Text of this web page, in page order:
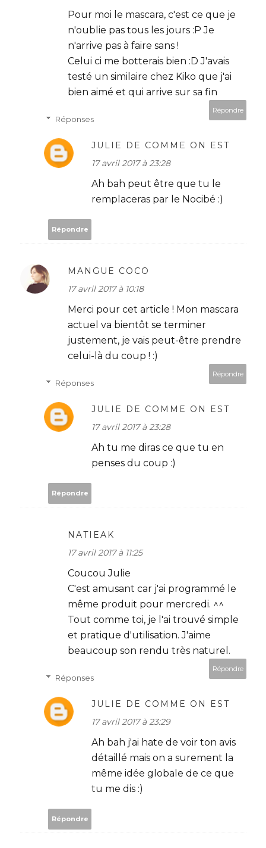
Pour moi le mascara, c'est ce que je
n'oublie pas tous les jours :P Je
n'arrive pas à faire sans !
Celui ci me botterais bien :D J'avais
testé un similaire chez Kiko que j'ai
bien aimé et qui arrive sur sa fin
Répondre
Réponses
JULIE DE COMME ON EST
17 avril 2017 à 23:28
Ah bah peut être que tu le
remplaceras par le Nocibé :)
Répondre
MANGUE COCO
17 avril 2017 à 10:18
Merci pour cet article ! Mon mascara
actuel va bientôt se terminer
justement, je vais peut-être prendre
celui-là du coup ! :)
Répondre
Réponses
JULIE DE COMME ON EST
17 avril 2017 à 23:28
Ah tu me diras ce que tu en
penses du coup :)
Répondre
NATIEAK
17 avril 2017 à 11:25
Coucou Julie
C'est amusant car j'ai programmé le
même produit pour mercredi. ^^
Tout comme toi, je l'ai trouvé simple
et pratique d'utilisation. J'aime
beaucoup son rendu très naturel.
Répondre
Réponses
JULIE DE COMME ON EST
17 avril 2017 à 23:29
Ah bah j'ai hate de voir ton avis
détaillé mais on a surement la
même idée globale de ce que
tu me dis :)
Répondre